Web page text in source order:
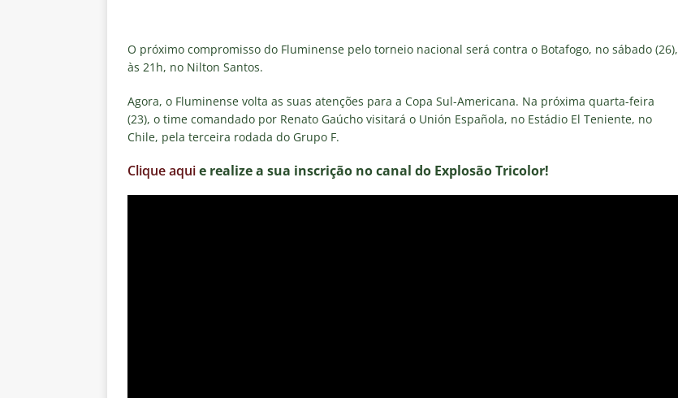
O próximo compromisso do Fluminense pelo torneio nacional será contra o Botafogo, no sábado (26),
às 21h, no Nilton Santos.
Agora, o Fluminense volta as suas atenções para a Copa Sul-Americana. Na próxima quarta-feira
(23), o time comandado por Renato Gaúcho visitará o Unión Española, no Estádio El Teniente, no
Chile, pela terceira rodada do Grupo F.
Clique aquie realize a sua inscrição no canal do Explosão Tricolor!